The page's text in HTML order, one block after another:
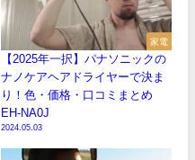
家電
【2025年一択】パナソニックの
ナノケアヘアドライヤーで決ま
り！色・価格・口コミまとめ
EH-NA0J
2024.05.03